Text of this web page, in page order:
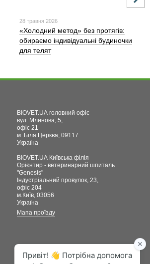
28 травня 2026
«Холодний метод» без протягів:
обираємо індивідуальні будиночки
для телят
BIOVET.UA головний офіс
вул. Млинова, 5,
офіс 21
м. Біла Церква, 09117
Україна
BIOVET.UA Київська філія
Орієнтир - ветеринарний шпиталь
"Genesis"
Індустріальний провулок, 23,
офіс 204
м.Київ, 03056
Україна
Мапа проїзду